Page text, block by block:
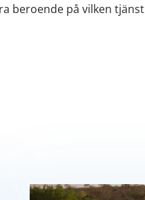
beroende på vilken